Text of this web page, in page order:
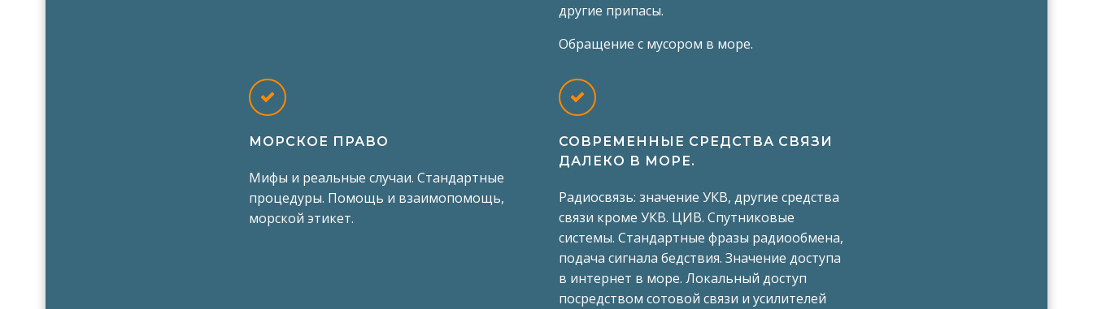
другие припасы.
Обращение с мусором в море.
МОРСКОЕ ПРАВО
Мифы и реальные случаи. Стандартные
процедуры. Помощь и взаимопомощь,
морской этикет.
СОВРЕМЕННЫЕ СРЕДСТВА СВЯЗИ
ДАЛЕКО В МОРЕ.
Радиосвязь: значение УКВ, другие средства
связи кроме УКВ. ЦИВ. Спутниковые
системы. Стандартные фразы радиообмена,
подача сигнала бедствия. Значение доступа
в интернет в море. Локальный доступ
посредством сотовой связи и усилителей